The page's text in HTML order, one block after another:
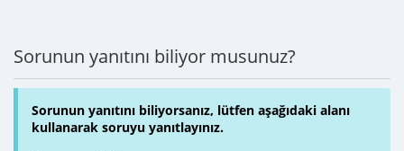
Sorunun yanıtını biliyor musunuz?
Sorunun yanıtını biliyorsanız, lütfen aşağıdaki alanı
kullanarak soruyu yanıtlayınız.